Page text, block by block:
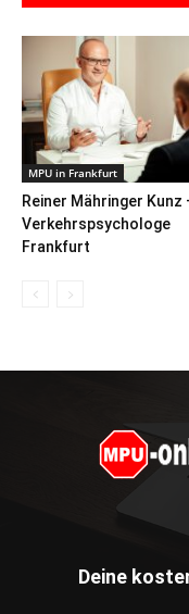
MPU in Frankfurt
Reiner Mähringer Kunz
Verkehrspsychologe
Frankfurt
Deine